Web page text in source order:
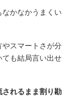
かなかうまくい
スマートさが分
も結局言い出せ
れるまま割り勘